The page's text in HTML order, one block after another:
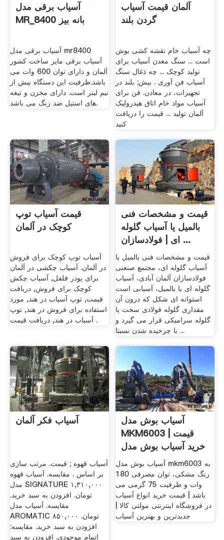
آسیاب برقی مدل
MR_8400 بانه بیز
آسیاب برقی مدل mr8400
آسیاب برقی مایر ساخت کشور
آلمان و دارای توان 600 وات می
باشد.ظرفیت این دستگاه بیش از
نیم لیتر است. دارای مخزن و تیغه
های استیل ضد زنگ می باشد.
آلمان قیمت آسیاب
گردن بلند
چه آسیاب خام نقشه کشی بوش
است ... سنگ معدن آسیاب برای
تولید کوچک ... چه ذغال سنگ
آسیاب فن آوری . بیش; بلند در
تجهیزات، در معادن. فن برای
آسیاب مواد خام اتاق هیدرولیک
آلمان تولید ... قیمت را دریافت
کنید
قیمت آسیاب توپ
کوچک در آلمان
آسیاب توپ کوچک برای فروش
در آلمان. آسیاب چکشی در آلمان
برای پودر فلفل, آسیاب چکش
کوچک برای فروش, دریافت
قیمت, توپ آسیاب در هند, مورد
استفاده برای فروش در هند, توپ
آسیاب در هند, دریافت قیمت .
قیمت و مشخصات فنی
بالمیل یا آسیاب گلوله
ای | فولادسازان ...
قیمت و مشخصات فنی بالمیل یا
آسیاب گلوله ای، مجتمع صنعتی
فولادسازان آلمان آبادی، آسیاب
گلوله ای یا بالمیل، آسیابی است
استوانه ای شکل که درون آن
مقداری گلوله فولادی سخت یا
گلوله سرامیکی قرار می گیرد و
با چرخیده شدن نسبتا ...
آسیاب فکر آلمان
آسیاب قهوه ; قیمت. مرتب سازی
بر اساس . مقایسه. آسیاب قهوه
مدل SIGNATURE ۱,۳۱۰,۰۰۰
تومان. افزودن به سبد خرید.
مقایسه. آسیاب مدل
AROMATIC ۸۵۰,۰۰۰ تومان.
افزودن به سبد خرید. مقایسه:
اتمام موجودی. افزودن به سبد
آسیاب بوش مدل
MKM6003 | قیمت
خرید آسیاب بوش مدل
MKM6003 ...
آسیاب بوش مدل mkm6003 به
رنگ مشکی، توان مصرفی 180
وات و ظرفیت 75 گرمی می
باشد | قیمت خرید انواع آسیاب
در فروشگاه اینترنتی مولتی کالا |
جدیدترین و بهترین آسیاب